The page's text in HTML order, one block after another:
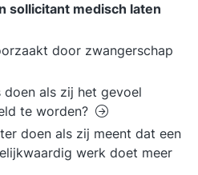
sollicitant medisch laten
door zwangerschap
doen als zij het gevoel
te worden?
doen als zij meent dat een
werk doet meer